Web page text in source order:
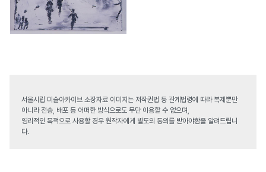
서울시립 미술아카이브 소장자료 이미지는 저작권법 등 관계법령에 따라 복제뿐만
아니라 전송, 배포 등 어떠한 방식으로도 무단 이용할 수 없으며,
영리적인 목적으로 사용할 경우 원작자에게 별도의 동의를 받아야함을 알려드립니
다.